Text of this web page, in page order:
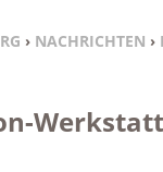
HIER:
› NACHRICHTEN ›